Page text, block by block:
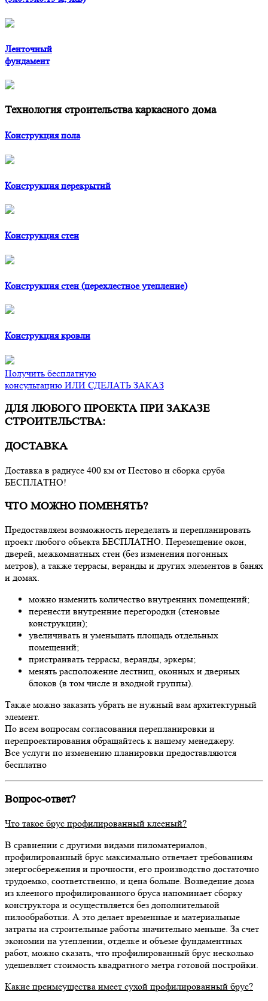
Ленточный
фундамент
Технология строительства каркасного дома
Конструкция пола
Конструкция перекрытий
Конструкция стен
Конструкция стен (перехлестное утепление)
Конструкция кровли
Получить бесплатную
консультацию ИЛИ СДЕЛАТЬ ЗАКАЗ
ДЛЯ ЛЮБОГО ПРОЕКТА ПРИ ЗАКАЗЕ
СТРОИТЕЛЬСТВА:
ДОСТАВКА
Доставка в радиусе 400 км от Пестово и сборка сруба
БЕСПЛАТНО!
ЧТО МОЖНО ПОМЕНЯТЬ?
Предоставляем возможность переделать и перепланировать
проект любого объекта БЕСПЛАТНО. Перемещение окон,
дверей, межкомнатных стен (без изменения погонных
метров), а также террасы, веранды и других элементов в банях
и домах.
можно изменить количество внутренних помещений;
перенести внутренние перегородки (стеновые
конструкции);
увеличивать и уменьшать площадь отдельных
помещений;
пристраивать террасы, веранды, эркеры;
менять расположение лестниц, оконных и дверных
блоков (в том числе и входной группы).
Также можно заказать убрать не нужный вам архитектурный
элемент.
По всем вопросам согласования перепланировки и
перепроектирования обращайтесь к нашему менеджеру.
Все услуги по изменению планировки предоставляются
бесплатно
Вопрос-ответ?
Что такое брус профилированный клееный?
В сравнении с другими видами пиломатериалов,
профилированный брус максимально отвечает требованиям
энергосбережения и прочности, его производство достаточно
трудоемко, соответственно, и цена больше. Возведение дома
из клееного профилированного бруса напоминает сборку
конструктора и осуществляется без дополнительной
пилообработки. А это делает временные и материальные
затраты на строительные работы значительно меньше. За счет
экономии на утеплении, отделке и объеме фундаментных
работ, можно сказать, что профилированный брус несколько
удешевляет стоимость квадратного метра готовой постройки.
Какие преимеущества имеет сухой профилированный брус?